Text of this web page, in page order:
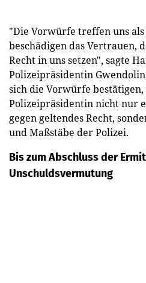
"Die Vorwürfe treffen uns
beschädigen das Vertrauen,
Recht in uns setzen", sagte
Polizeipräsidentin
sich die Vorwürfe
Polizeipräsidentin nicht nur
gegen geltendes Recht,
und Maßstäbe der Polizei.
Bis zum Abschluss der
Unschuldsvermutung